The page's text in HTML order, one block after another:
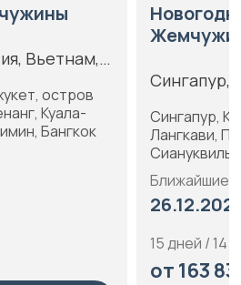
Вьетнам,
остров
Куала-
Бангкок
Сингапур,
Сингапур,
Лангкави,
Сиануквиль,
Ближайшие
15 дней / 14
от 163